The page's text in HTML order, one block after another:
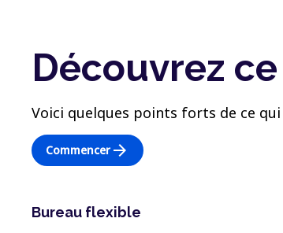
Découvrez
Voici quelques points forts de ce
Commencerarrow_forward
Bureau flexible